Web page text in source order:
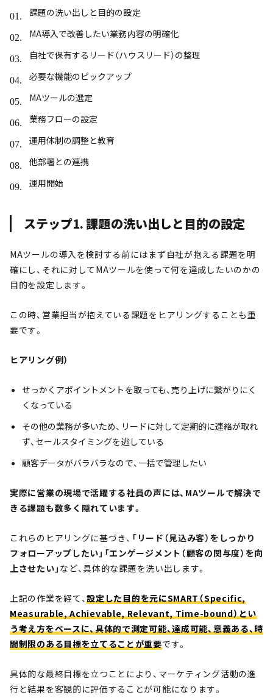
課題の洗い出しと目的の設定
MA導入で改善したい業務内容の明確化
自社で保有するリード（ハウスリード）の整理
必要な機能のピックアップ
MAツールの選定
業務フローの設定
運用体制の調整と教育
他部署との連携
運用開始
ステップ1. 課題の洗い出しと目的の設定
MAツールの導入を検討する前にはまず自社が抱える課題を明
確にし、それに対してMAツールを使って何を達成したいのかの
目的を設定します。
この時、営業担当が抱えている課題をヒアリングすることも重
要です。
ヒアリング例）
せっかくアポイントメントを取っても、売り上げに繋がりにく
くなっている
その他の業務が多いため、リードに対して定期的に連絡が取れ
ず、セールスタイミングを逃している
顧客データがバラバラなので、一括で管理したい
実際に営業の現場で活躍する社員の声には、MAツールで解決で
きる課題も数多く隠れています。
これらのヒアリングに基づき、 「リード（見込み客）をしっかり
フォローアップしたい」「エンゲージメント（顧客の関与度）を向
上させたい」 など、具体的な課題を洗い出します。
上記の作業を経て、設定した目的を元にSMART（Specific,
Measurable, Achievable, Relevant, Time-bound）とい
う考え方をベースに、具体的で測定可能、達成可能、意義ある、時
間制限のある目標を立てることが重要です。
具体的な最終目標を立つことにより、マーケティング活動の進
行と結果を客観的に評価することが可能になります。